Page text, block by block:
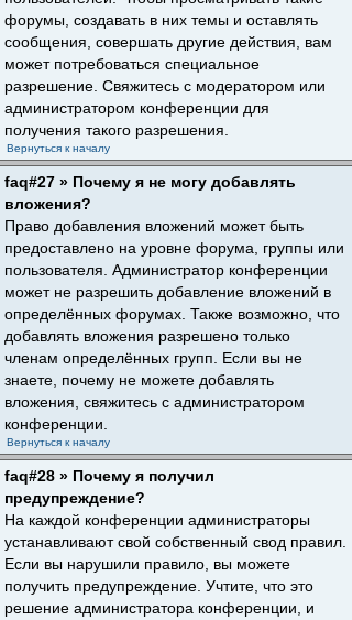
форумы, создавать в них темы и оставлять
сообщения, совершать другие действия, вам
может потребоваться специальное
разрешение. Свяжитесь с модератором или
администратором конференции для
получения такого разрешения.
Вернуться к началу
faq#27 » Почему я не могу добавлять
вложения?
Право добавления вложений может быть
предоставлено на уровне форума, группы или
пользователя. Администратор конференции
может не разрешить добавление вложений в
определённых форумах. Также возможно, что
добавлять вложения разрешено только
членам определённых групп. Если вы не
знаете, почему не можете добавлять
вложения, свяжитесь с администратором
конференции.
Вернуться к началу
faq#28 » Почему я получил
предупреждение?
На каждой конференции администраторы
устанавливают свой собственный свод правил.
Если вы нарушили правило, вы можете
получить предупреждение. Учтите, что это
решение администратора конференции, и